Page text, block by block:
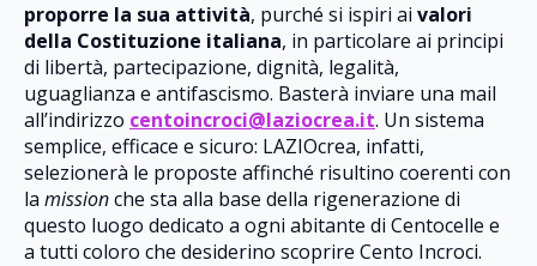
proporre la sua attività, purché si ispiri ai valori
della Costituzione italiana, in particolare ai principi
di libertà, partecipazione, dignità, legalità,
uguaglianza e antifascismo. Basterà inviare una mail
all’indirizzo centoincroci@laziocrea.it. Un sistema
semplice, efficace e sicuro: LAZIOcrea, infatti,
selezionerà le proposte affinché risultino coerenti con
la missionche sta alla base della rigenerazione di
questo luogo dedicato a ogni abitante di Centocelle e
a tutti coloro che desiderino scoprire Cento Incroci.